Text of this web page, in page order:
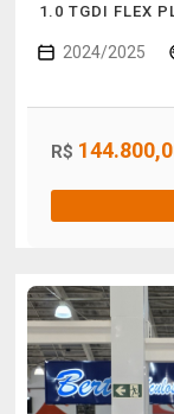
1.0 TGDI FLEX
2024/2025
R$